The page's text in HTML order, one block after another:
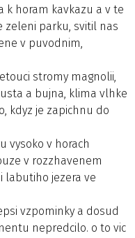
k horam kavkazu a v te
zeleni parku, svitil nas
v puvodnim,
stromy magnolii,
a bujna, klima vlhke
kdyz je zapichnu do
vysoko v horach
v rozzhavenem
labutiho jezera ve
vzpominky a dosud
nepredcilo. o to vic